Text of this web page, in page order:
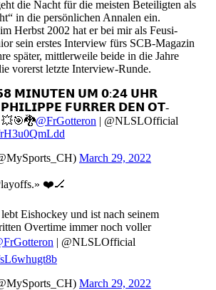
die Nacht für die meisten Beteiligten als
in die persönlichen Annalen ein.
Herbst 2002 hat er bei mir als Feusi-
sein erstes Interview fürs SCB-Magazin
später, mittlerweile beide in die Jahre
vorerst letzte Interview-Runde.
𝗠𝗜𝗡𝗨𝗧𝗘𝗡 𝗨𝗠 𝟬:𝟮𝟰 𝗨𝗛𝗥
𝗙𝗨𝗥𝗥𝗘𝗥 𝗗𝗘𝗡 𝗢𝗧-
@FrGotteron | @NLSLOfficial
March 29, 2022
❤️🏒
Eishockey und ist nach seinem
Overtime immer noch voller
| @NLSLOfficial
March 29, 2022